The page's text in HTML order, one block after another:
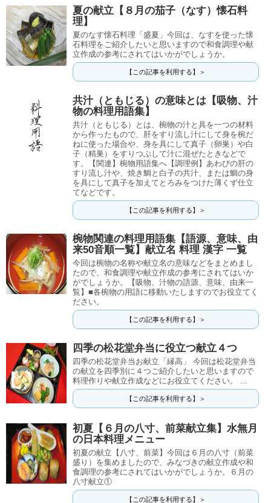
夏の献立【８月の茄子（なす）懐石料
理】
夏のなす懐石料理「盛夏」今回は、なすを使った懐
石料理をご紹介したいと思いますので和食調理や献
立作成の参考にされてはいかがでしょうか。
【この記事を利用する】＞
共汁（ともじる）の意味とは【吸物、汁
物の料理用語集】
共汁（ともじる）とは、椀物の汁と具を一つの材料
から作ったもので、肝をすり流し汁にして身を椀だ
ねに使った場合や、身を具にして真子（卵巣）や白
子（精巣）をすりつぶして汁に混ぜたときなどで
す。【関連】椀物用語集へ【調理例】あわびの肝の
すり流し汁や、焼き鯛と白子の共汁、または鯛の身
を具にして真子を加えてとろみをつけた薄くず仕立
てなどです。
【この記事を利用する】＞
椀物関連の料理用語集【語源、意味、由
来50音順一覧】献立名 料理 漢字 一覧
今回は椀物の名称や献立名の意味などをまとめまし
たので、和食調理や献立作成の参考にされてはいか
がでしょうか。【吸物、汁物の語源、意味、由来一
覧】■各椀物の用語に移動いたしますのでお役立てく
ださい。
【この記事を利用する】＞
四季の松花堂弁当に役立つ献立４つ
四季の松花堂弁当お献立「縁高」 今回は松花堂弁当
の献立を四季別に４つご紹介したいと思いますので
料理作りや献立作成などにお役立てください。 ...
【この記事を利用する】＞
初夏【６月の八寸、前菜献立集】水無月
の日本料理メニュー
初夏の献立【八寸、前菜】今回は６月の八寸（前菜
盛り）を集めましたので、みなづきの献立作成や和
食調理の参考にされてはいかがでしょうか。６月の
八寸献立①
【この記事を利用する】＞